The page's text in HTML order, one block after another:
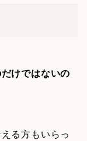
けではないの
る方もいらっ